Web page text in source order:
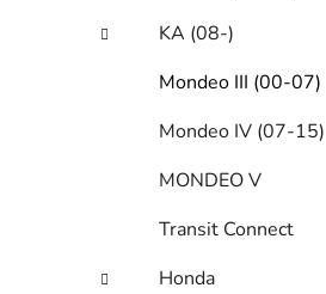
KA (08-)
Mondeo III (00-07)
Mondeo IV (07-15)
MONDEO V
Transit Connect
Honda